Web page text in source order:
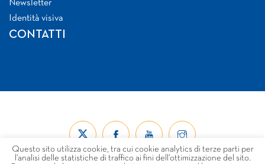
Newsletter
Identità visiva
CONTATTI
Questo sito utilizza cookie, tra cui cookie analytics di terze parti per
l’analisi delle statistiche di traffico ai fini dell’ottimizzazione del sito.